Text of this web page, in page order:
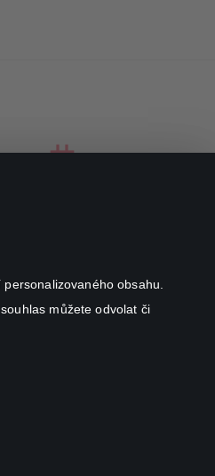
obsahu.
můžete odvolat či
sídlem Rue Albert Borschette 4,